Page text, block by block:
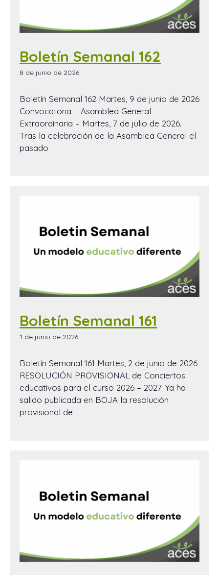
Boletín Semanal 162
8 de junio de 2026
Boletín Semanal 162 Martes, 9 de junio de 2026
Convocatoria – Asamblea General
Extraordinaria – Martes, 7 de julio de 2026.
Tras la celebración de la Asamblea General el
pasado
Boletín Semanal 161
1 de junio de 2026
Boletín Semanal 161 Martes, 2 de junio de 2026
RESOLUCIÓN PROVISIONAL de Conciertos
educativos para el curso 2026 – 2027. Ya ha
salido publicada en BOJA la resolución
provisional de